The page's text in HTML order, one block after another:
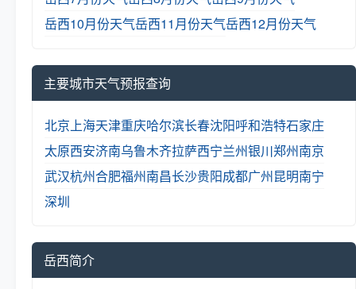
岳西10月份天气岳西11月份天气岳西12月份天气
主要城市天气预报查询
北京 上海天津重庆哈尔滨长春沈阳呼和浩特石家庄
太原西安济南乌鲁木齐拉萨西宁兰州银川郑州南京
武汉杭州合肥福州南昌长沙贵阳成都广州昆明南宁
深圳
岳西简介